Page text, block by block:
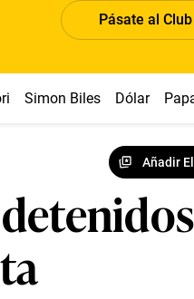
Pásate al
Simon Biles Dólar
Añadir